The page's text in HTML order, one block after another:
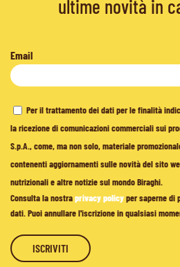
ultime novità in
Email
Per il trattamento dei dati per le finalità
la ricezione di comunicazioni commerciali sui
S.p.A., come, ma non solo, materiale
contenenti aggiornamenti sulle novità del sito
nutrizionali e altre notizie sul mondo Biraghi.
Consulta la nostraprivacy policyper saperne di
dati. Puoi annullare l'iscrizione in qualsiasi